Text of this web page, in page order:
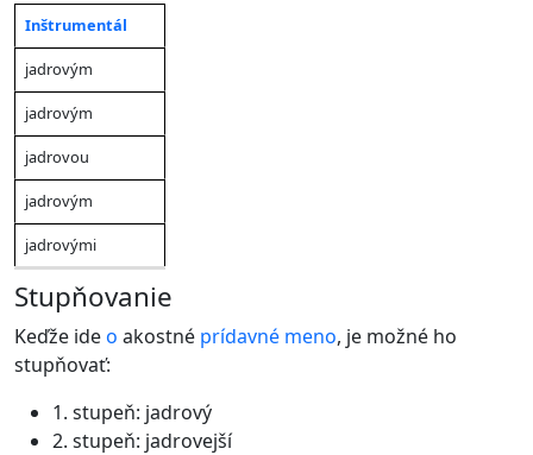
Inštrumentál
jadrovým
jadrovým
jadrovou
jadrovým
jadrovými
Stupňovanie
Keďže ideo akostné prídavné meno, je možné ho
stupňovať:
1. stupeň: jadrový
2. stupeň: jadrovejší